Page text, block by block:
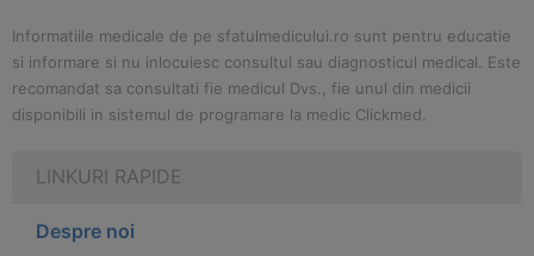
Informatiile medicale de pe sfatulmedicului.ro sunt pentru educatie
si informare si nu inlocuiesc consultul sau diagnosticul medical. Este
recomandat sa consultati fie medicul Dvs., fie unul din medicii
disponibili in sistemul de programare la medic Clickmed.
LINKURI RAPIDE
Despre noi